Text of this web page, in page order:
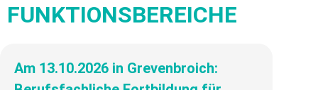
FUNKTIONSBEREICHE
Am 13.10.2026 in Grevenbroich: